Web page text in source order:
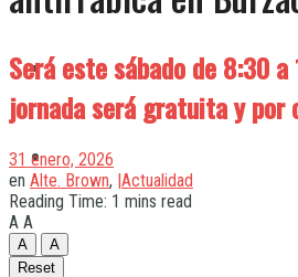
Quilmes
Varela
Será este sábado de 8:30 a
jornada será gratuita y por
31 enero, 2026
en Alte. Brown, |Actualidad
Reading Time: 1 mins read
A A
A
A
Reset